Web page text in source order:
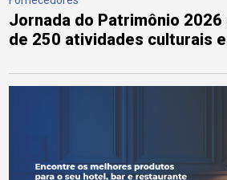
Jornada do Patrimônio
de 250 atividades culturais